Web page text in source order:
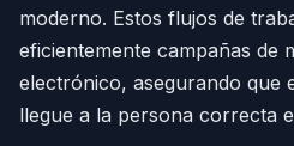
moderno. Estos flujos de
eficientemente campañas de
electrónico, asegurando que
llegue a la persona correcta